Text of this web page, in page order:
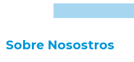
Sobre Nosostros